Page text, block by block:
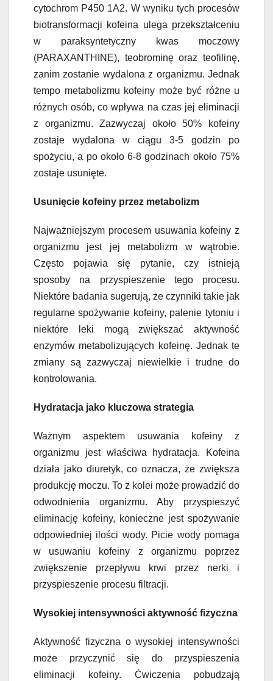
cytochrom P450 1A2. W wyniku tych procesów
biotransformacji kofeina ulega przekształceniu
w paraksyntetyczny kwas moczowy
(PARAXANTHINE), teobrominę oraz teofilinę,
zanim zostanie wydalona z organizmu. Jednak
tempo metabolizmu kofeiny może być różne u
różnych osób, co wpływa na czas jej eliminacji
z organizmu. Zazwyczaj około 50% kofeiny
zostaje wydalona w ciągu 3-5 godzin po
spożyciu, a po około 6-8 godzinach około 75%
zostaje usunięte.
Usunięcie kofeiny przez metabolizm
Najważniejszym procesem usuwania kofeiny z
organizmu jest jej metabolizm w wątrobie.
Często pojawia się pytanie, czy istnieją
sposoby na przyspieszenie tego procesu.
Niektóre badania sugerują, że czynniki takie jak
regularne spożywanie kofeiny, palenie tytoniu i
niektóre leki mogą zwiększać aktywność
enzymów metabolizujących kofeinę. Jednak te
zmiany są zazwyczaj niewielkie i trudne do
kontrolowania.
Hydratacja jako kluczowa strategia
Ważnym aspektem usuwania kofeiny z
organizmu jest właściwa hydratacja. Kofeina
działa jako diuretyk, co oznacza, że zwiększa
produkcję moczu. To z kolei może prowadzić do
odwodnienia organizmu. Aby przyspieszyć
eliminację kofeiny, konieczne jest spożywanie
odpowiedniej ilości wody. Picie wody pomaga
w usuwaniu kofeiny z organizmu poprzez
zwiększenie przepływu krwi przez nerki i
przyspieszenie procesu filtracji.
Wysokiej intensywności aktywność fizyczna
Aktywność fizyczna o wysokiej intensywności
może przyczynić się do przyspieszenia
eliminacji kofeiny. Ćwiczenia pobudzają